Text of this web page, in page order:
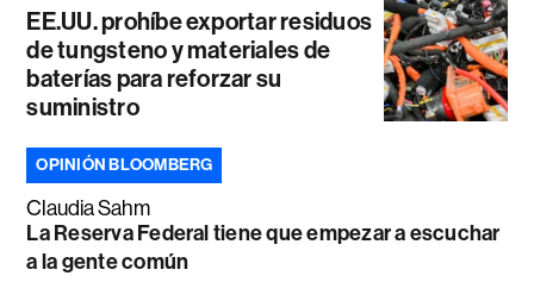
EE.UU. prohíbe exportar residuos
de tungsteno y materiales de
baterías para reforzar su
suministro
OPINIÓN BLOOMBERG
Claudia Sahm
La Reserva Federal tiene que empezar a escuchar
a la gente común